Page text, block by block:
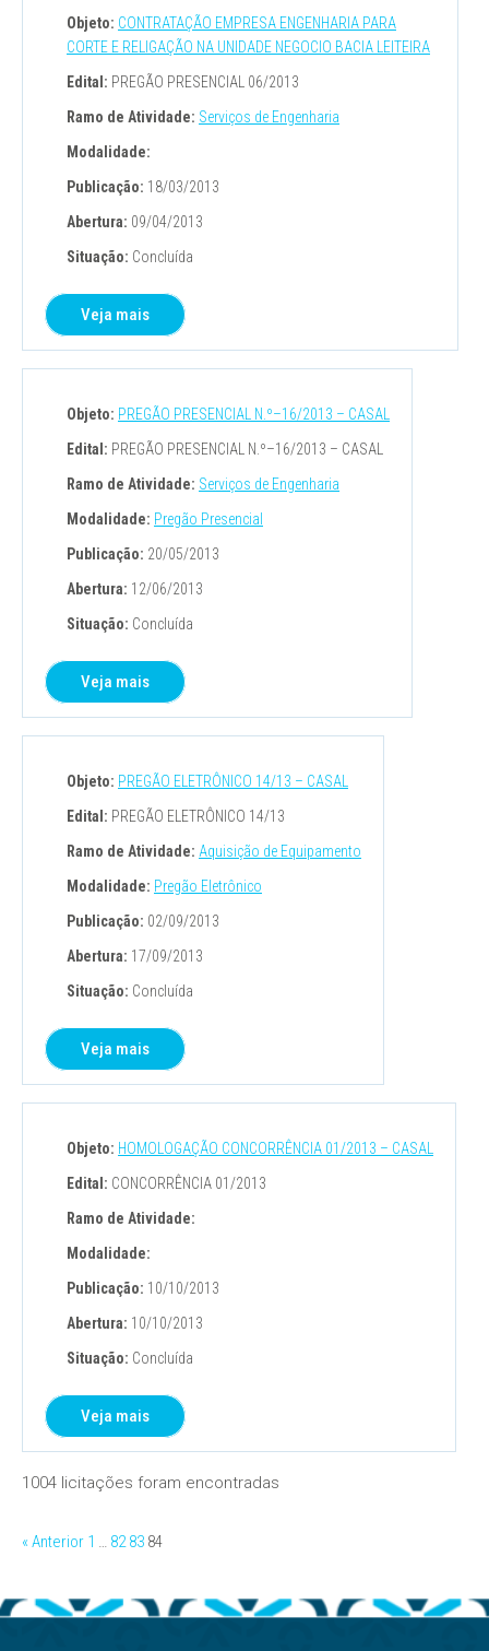
Objeto: CONTRATAÇÃO EMPRESA ENGENHARIA PARA
CORTE E RELIGAÇÃO NA UNIDADE NEGOCIO BACIA LEITEIRA
Edital: PREGÃO PRESENCIAL 06/2013
Ramo de Atividade: Serviços de Engenharia
Modalidade:
Publicação: 18/03/2013
Abertura: 09/04/2013
Situação: Concluída
Veja mais
Objeto: PREGÃO PRESENCIAL N.º–16/2013 – CASAL
Edital: PREGÃO PRESENCIAL N.º–16/2013 – CASAL
Ramo de Atividade: Serviços de Engenharia
Modalidade: Pregão Presencial
Publicação: 20/05/2013
Abertura: 12/06/2013
Situação: Concluída
Veja mais
Objeto: PREGÃO ELETRÔNICO 14/13 – CASAL
Edital: PREGÃO ELETRÔNICO 14/13
Ramo de Atividade: Aquisição de Equipamento
Modalidade: Pregão Eletrônico
Publicação: 02/09/2013
Abertura: 17/09/2013
Situação: Concluída
Veja mais
Objeto: HOMOLOGAÇÃO CONCORRÊNCIA 01/2013 – CASAL
Edital: CONCORRÊNCIA 01/2013
Ramo de Atividade:
Modalidade:
Publicação: 10/10/2013
Abertura: 10/10/2013
Situação: Concluída
Veja mais
1004 licitações foram encontradas
« Anterior 1 … 82 83 84